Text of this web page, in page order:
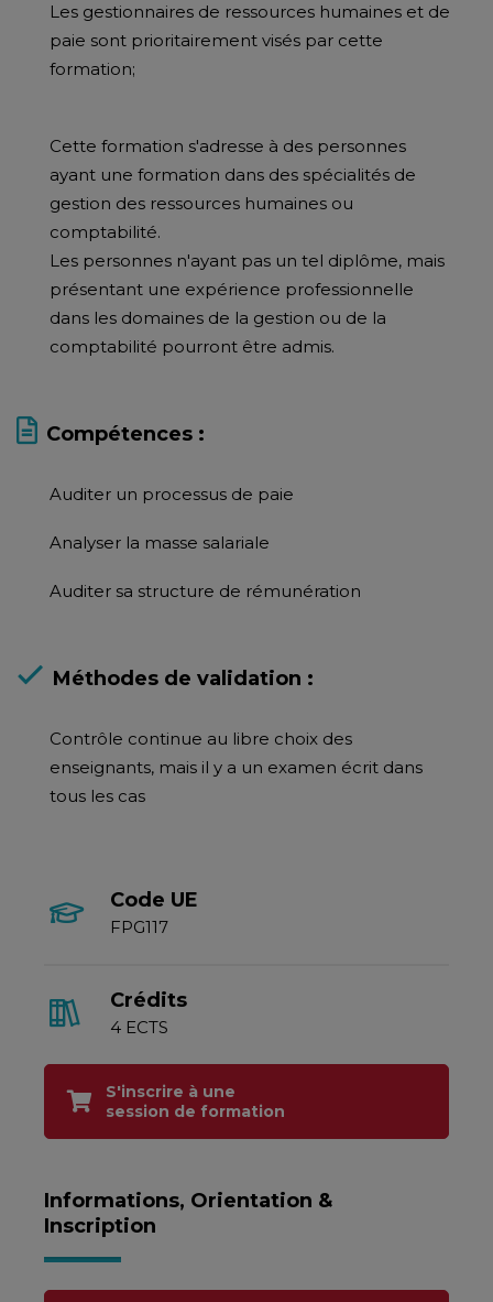
Les gestionnaires de ressources humaines et de
paie sont prioritairement visés par cette
formation;
Cette formation s'adresse à des personnes
ayant une formation dans des spécialités de
gestion des ressources humaines ou
comptabilité.
Les personnes n'ayant pas un tel diplôme, mais
présentant une expérience professionnelle
dans les domaines de la gestion ou de la
comptabilité pourront être admis.
Compétences :
Auditer un processus de paie
Analyser la masse salariale
Auditer sa structure de rémunération
Méthodes de validation :
Contrôle continue au libre choix des
enseignants, mais il y a un examen écrit dans
tous les cas
Code UE
FPG117
Crédits
4 ECTS
S'inscrire à une
session de formation
Informations, Orientation &
Inscription